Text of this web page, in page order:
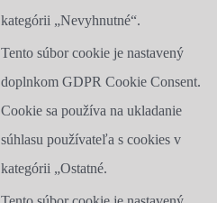
kategórii „Nevyhnutné“.
Tento súbor cookie je nastavený
doplnkom GDPR Cookie Consent.
Cookie sa používa na ukladanie
súhlasu používateľa s cookies v
kategórii „Ostatné.